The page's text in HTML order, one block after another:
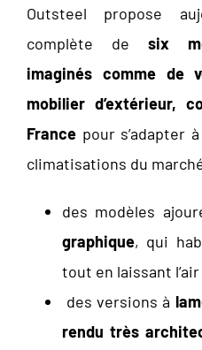
Outsteel propose
complète de six
imaginés comme de
mobilier d’extérieur,
Francepour s’adapter
climatisations du
des modèles
graphique, qui
tout en laissant
des versions à
rendu très